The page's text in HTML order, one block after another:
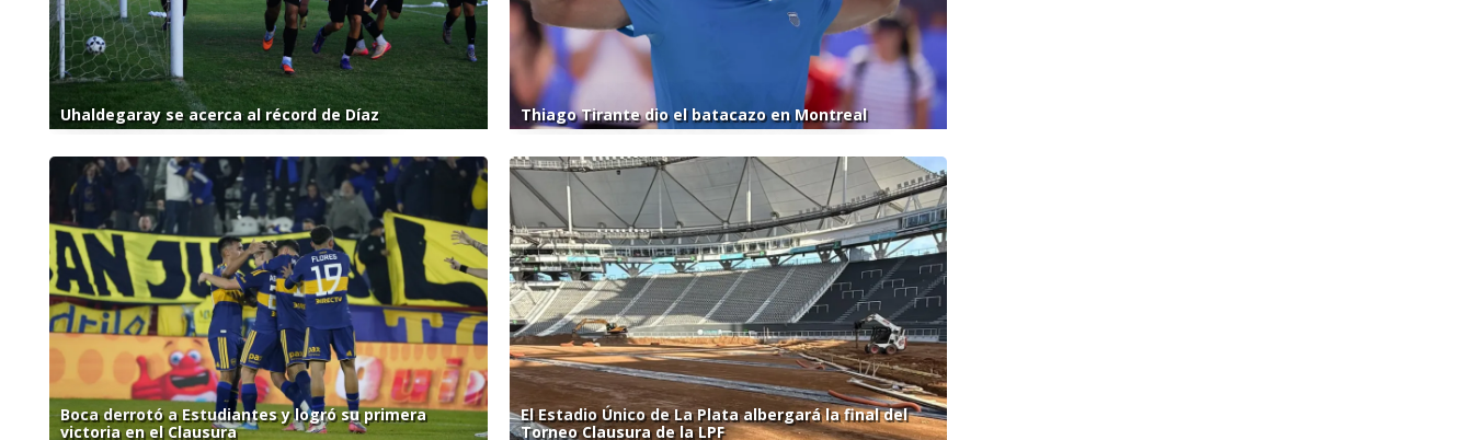
Uhaldegaray se acerca al récord de Díaz Thiago Tirante dio el batacazo en Montreal
Boca derrotó a Estudiantes y logró su primera
victoria en el Clausura
El Estadio Único de La Plata albergará la final del
Torneo Clausura de la LPF